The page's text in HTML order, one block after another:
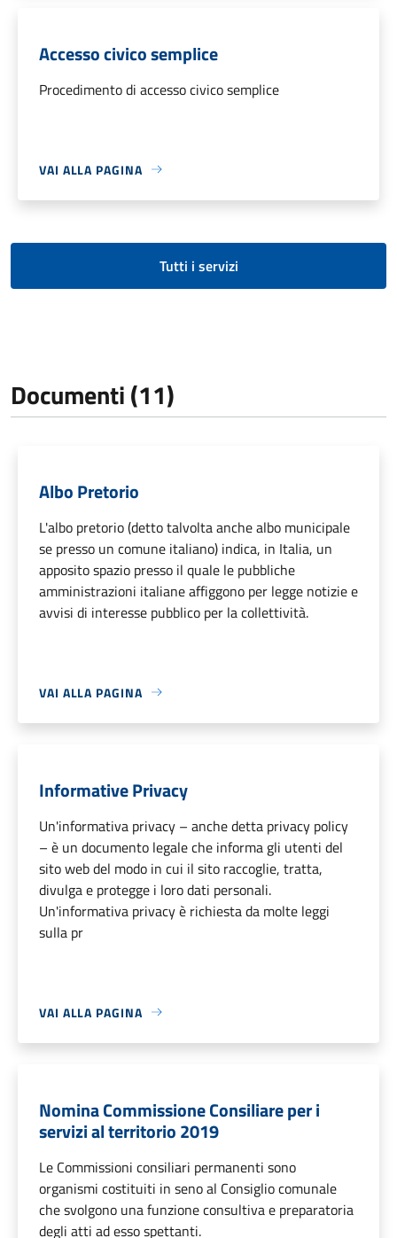
Accesso civico semplice
Procedimento di accesso civico semplice
VAI ALLA PAGINA
Tutti i servizi
Documenti (11)
Albo Pretorio
L'albo pretorio (detto talvolta anche albo municipale
se presso un comune italiano) indica, in Italia, un
apposito spazio presso il quale le pubbliche
amministrazioni italiane affiggono per legge notizie e
avvisi di interesse pubblico per la collettività.
VAI ALLA PAGINA
Informative Privacy
Un'informativa privacy – anche detta privacy policy
– è un documento legale che informa gli utenti del
sito web del modo in cui il sito raccoglie, tratta,
divulga e protegge i loro dati personali.
Un'informativa privacy è richiesta da molte leggi
sulla pr
VAI ALLA PAGINA
Nomina Commissione Consiliare per i
servizi al territorio 2019
Le Commissioni consiliari permanenti sono
organismi costituiti in seno al Consiglio comunale
che svolgono una funzione consultiva e preparatoria
degli atti ad esso spettanti.